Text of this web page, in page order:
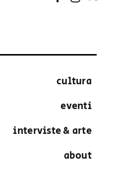
cultura
eventi
interviste & arte
about